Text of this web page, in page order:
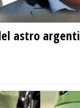
astro